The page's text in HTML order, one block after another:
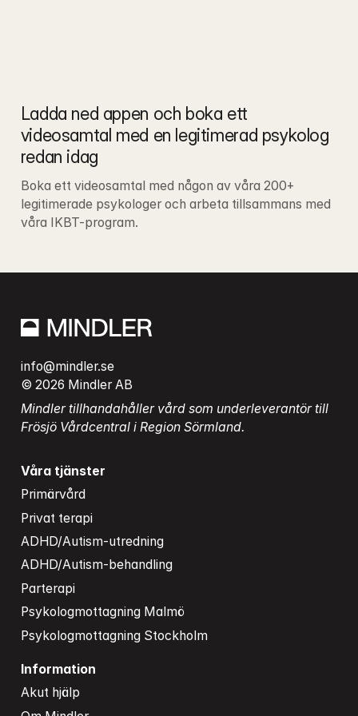
Ladda ned appen och boka ett
videosamtal med en legitimerad psykolog
redan idag
Boka ett videosamtal med någon av våra 200+
legitimerade psykologer och arbeta tillsammans med
våra IKBT-program.
info@mindler.se
© 2026 Mindler AB
Mindler tillhandahåller vård som underleverantör till
Frösjö Vårdcentral i Region Sörmland.
Våra tjänster
Primärvård
Privat terapi
ADHD/Autism-utredning
ADHD/Autism-behandling
Parterapi
Psykologmottagning Malmö
Psykologmottagning Stockholm
Information
Akut hjälp